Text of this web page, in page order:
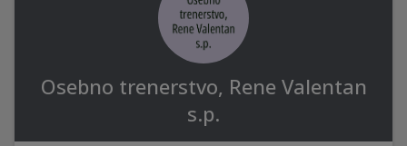
Osebno trenerstvo, Rene Valentan
s.p.